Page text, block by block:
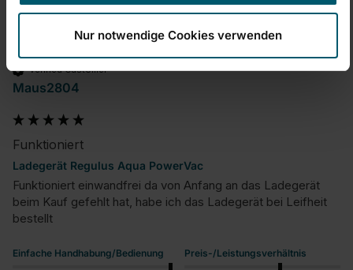
Nur notwendige Cookies verwenden
Verified Customer
Maus2804
Funktioniert
Ladegerät Regulus Aqua PowerVac
Funktioniert einwandfrei da von Anfang an das Ladegerät
beim Kauf gefehlt hat, habe ich das Ladegerät bei Leifheit
bestellt
Einfache Handhabung/Bedienung Preis-/Leistungsverhältnis